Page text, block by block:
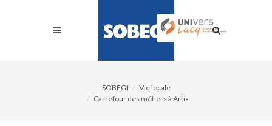
SOBEGI
Vie locale
Carrefour des métiers à Artix